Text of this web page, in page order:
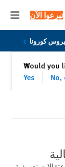
تبرعوا الآن
كورونا
Would you
Yes
No,
✕إغلاق